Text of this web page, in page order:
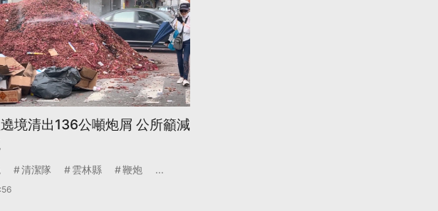
境清出136公噸炮屑 公所籲減
清潔隊 雲林縣 鞭炮 ...